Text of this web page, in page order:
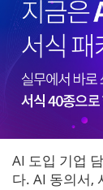
AI 도입 기업
다. AI 동의서,